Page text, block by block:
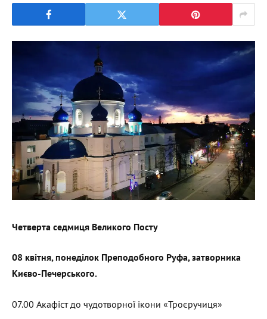
Четверта седмиця Великого Посту
08 квітня, понеділок Преподобного Руфа, затворника
Києво-Печерського.
07.00 Акафіст до чудотворної ікони «Троєручиця»